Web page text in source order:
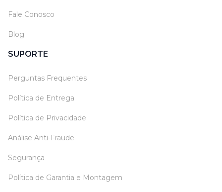
Fale Conosco
Blog
SUPORTE
Perguntas Frequentes
Política de Entrega
Política de Privacidade
Análise Anti-Fraude
Segurança
Política de Garantia e Montagem